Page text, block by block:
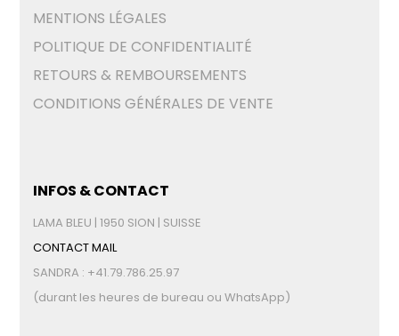
MENTIONS LÉGALES
POLITIQUE DE CONFIDENTIALITÉ
RETOURS & REMBOURSEMENTS
CONDITIONS GÉNÉRALES DE VENTE
INFOS & CONTACT
LAMA BLEU | 1950 SION | SUISSE
CONTACT MAIL
SANDRA : +41.79.786.25.97
(durant les heures de bureau ou WhatsApp)